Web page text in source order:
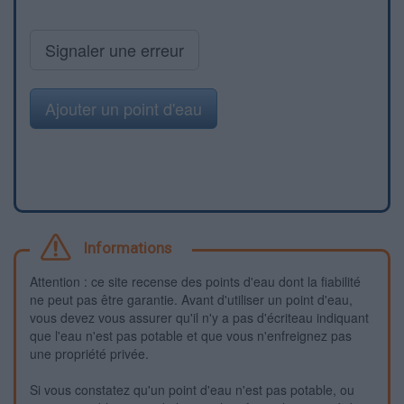
Signaler une erreur
Ajouter un point d'eau
Informations
Attention : ce site recense des points d'eau dont la fiabilité
ne peut pas être garantie. Avant d'utiliser un point d'eau,
vous devez vous assurer qu'il n'y a pas d'écriteau indiquant
que l'eau n'est pas potable et que vous n'enfreignez pas
une propriété privée.
Si vous constatez qu'un point d'eau n'est pas potable, ou